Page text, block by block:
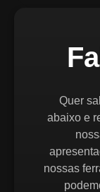
Quer
abaixo e
nossas